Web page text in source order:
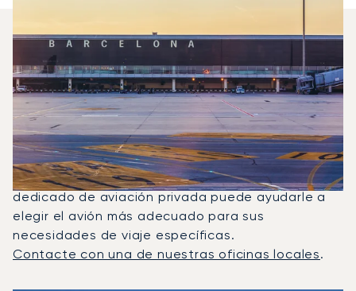
¿Qué Jets Privados Se
Alquilan Con Más Frecuencia
Entre Niza Y Barcelona?
En 2025, el Beechjet 400A, el Phenom 300 y el
Citation II fueron los jets privados más utilizados
para vuelos entre Barcelona y Niza. Un asesor
dedicado de aviación privada puede ayudarle a
elegir el avión más adecuado para sus
necesidades de viaje específicas.
Contacte con una de nuestras oficinas locales.